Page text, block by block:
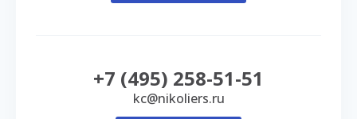
+7 (495) 258-51-51
kc@nikoliers.ru